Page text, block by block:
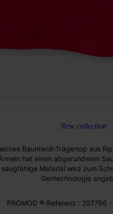
New collection
Baumwoll-Trägertop aus
hat einen abgerundeten
Material wird zum
Gentechnologie
PROMOD ®-Referenz : 207786